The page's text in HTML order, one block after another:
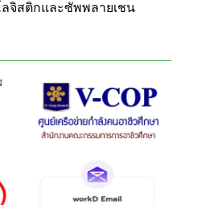
จิสติกและซัพพลายเชน